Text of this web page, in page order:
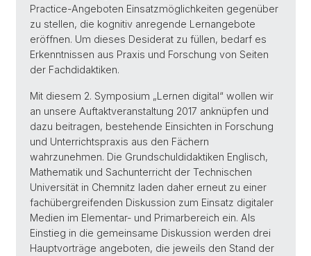
Practice-Angeboten Einsatzmöglichkeiten gegenüber
zu stellen, die kognitiv anregende Lernangebote
eröffnen. Um dieses Desiderat zu füllen, bedarf es
Erkenntnissen aus Praxis und Forschung von Seiten
der Fachdidaktiken.
Mit diesem 2. Symposium „Lernen digital“ wollen wir
an unsere Auftaktveranstaltung 2017 anknüpfen und
dazu beitragen, bestehende Einsichten in Forschung
und Unterrichtspraxis aus den Fächern
wahrzunehmen. Die Grundschuldidaktiken Englisch,
Mathematik und Sachunterricht der Technischen
Universität in Chemnitz laden daher erneut zu einer
fachübergreifenden Diskussion zum Einsatz digitaler
Medien im Elementar- und Primarbereich ein. Als
Einstieg in die gemeinsame Diskussion werden drei
Hauptvorträge angeboten, die jeweils den Stand der